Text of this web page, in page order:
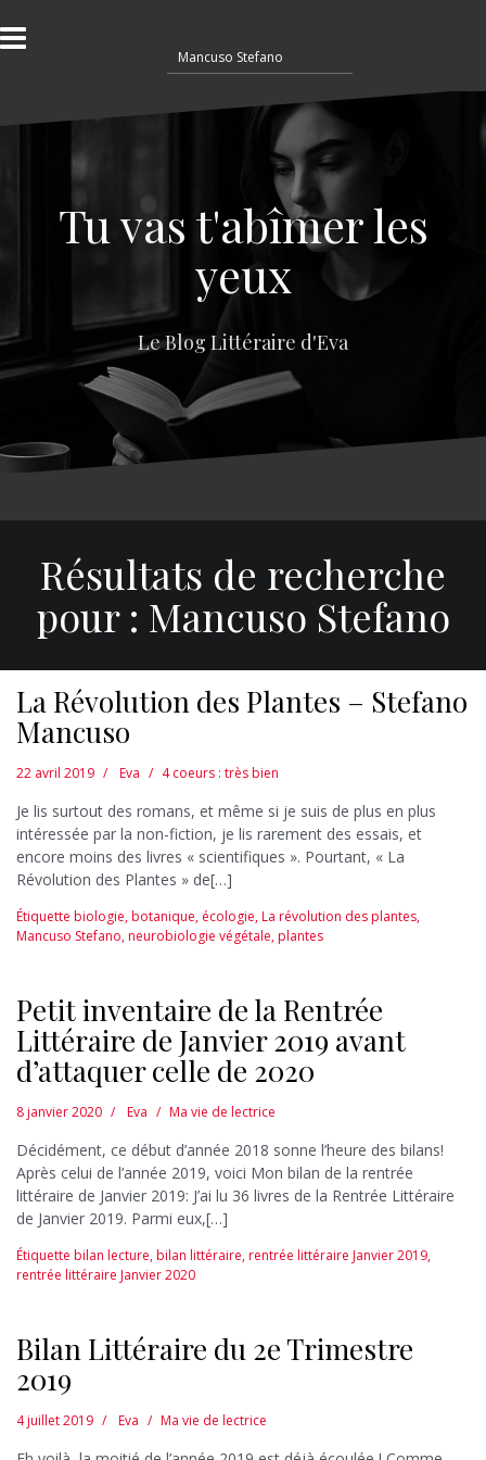
l
a
e
e
Tu vas t'abîmer les
yeux
Le Blog Littéraire d'Eva
Résultats de recherche
pour : Mancuso Stefano
La Révolution des Plantes – Stefano
Mancuso
22 avril 2019 Eva 4 coeurs : très bien
Je lis surtout des romans, et même si je suis de plus en plus
intéressée par la non-fiction, je lis rarement des essais, et
encore moins des livres « scientifiques ». Pourtant, « La
Révolution des Plantes » de[…]
Étiquette biologie,botanique, écologie,La révolution des plantes,
Mancuso Stefano,neurobiologie végétale,plantes
Petit inventaire de la Rentrée
Littéraire de Janvier 2019 avant
d’attaquer celle de 2020
8 janvier 2020 Eva Ma vie de lectrice
Décidément, ce début d’année 2018 sonne l’heure des bilans!
Après celui de l’année 2019, voici Mon bilan de la rentrée
littéraire de Janvier 2019: J’ai lu 36 livres de la Rentrée Littéraire
de Janvier 2019. Parmi eux,[…]
Étiquette bilan lecture,bilan littéraire,rentrée littéraire Janvier 2019,
rentrée littéraire Janvier 2020
Bilan Littéraire du 2e Trimestre
2019
4 juillet 2019 Eva Ma vie de lectrice